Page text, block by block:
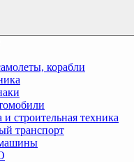
корабли
строительная техника
транспорт